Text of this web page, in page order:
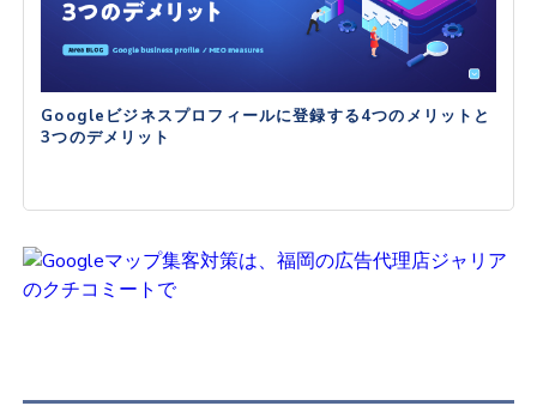
Googleビジネスプロフィールに登録する4つのメリットと
3つのデメリット